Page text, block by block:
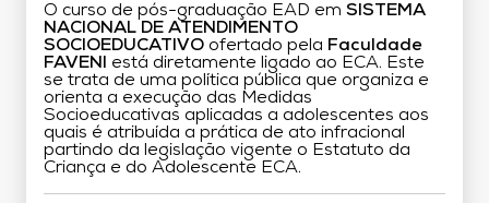
O curso de pós-graduação EAD em SISTEMA
NACIONAL DE ATENDIMENTO
SOCIOEDUCATIVO ofertado pela Faculdade
FAVENI
está diretamente ligado ao ECA. Este
se trata de uma política pública que organiza e
orienta a execução das Medidas
Socioeducativas aplicadas a adolescentes aos
quais é atribuída a prática de ato infracional
partindo da legislação vigente o Estatuto da
Criança e do Adolescente ECA.